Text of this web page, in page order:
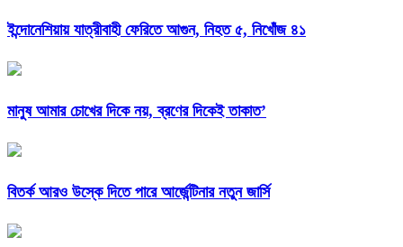
ইন্দোনেশিয়ায় যাত্রীবাহী ফেরিতে আগুন, নিহত ৫, নিখোঁজ ৪১
মানুষ আমার চোখের দিকে নয়, ব্রণের দিকেই তাকাত’
বিতর্ক আরও উস্কে দিতে পারে আর্জেন্টিনার নতুন জার্সি